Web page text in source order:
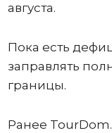
августа.
Пока есть
заправлять
границы.
Ранее